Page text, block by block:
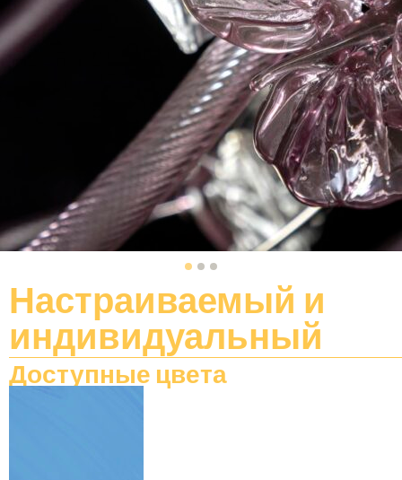
Настраиваемый и
индивидуальный
Доступные цвета